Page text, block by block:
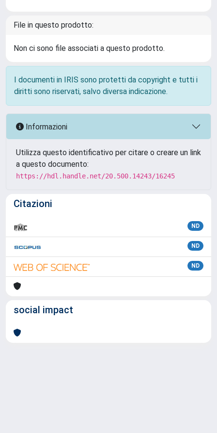
File in questo prodotto:
Non ci sono file associati a questo prodotto.
I documenti in IRIS sono protetti da copyright e tutti i
diritti sono riservati, salvo diversa indicazione.
Informazioni
Utilizza questo identificativo per citare o creare un link
a questo documento:
https://hdl.handle.net/20.500.14243/16245
Citazioni
ND
ND
ND
social impact